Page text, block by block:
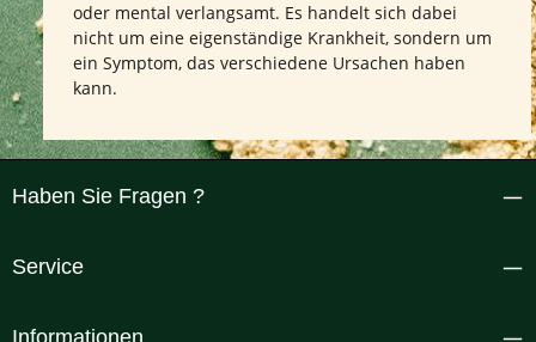
oder mental verlangsamt. Es handelt sich dabei
nicht um eine eigenständige Krankheit, sondern um
ein Symptom, das verschiedene Ursachen haben
kann.
Haben Sie Fragen ?
Service
Informationen